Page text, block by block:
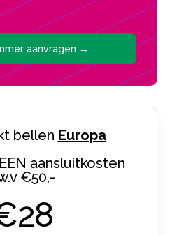
aanvragen →
bellen Europa
aansluitkosten
€50,-